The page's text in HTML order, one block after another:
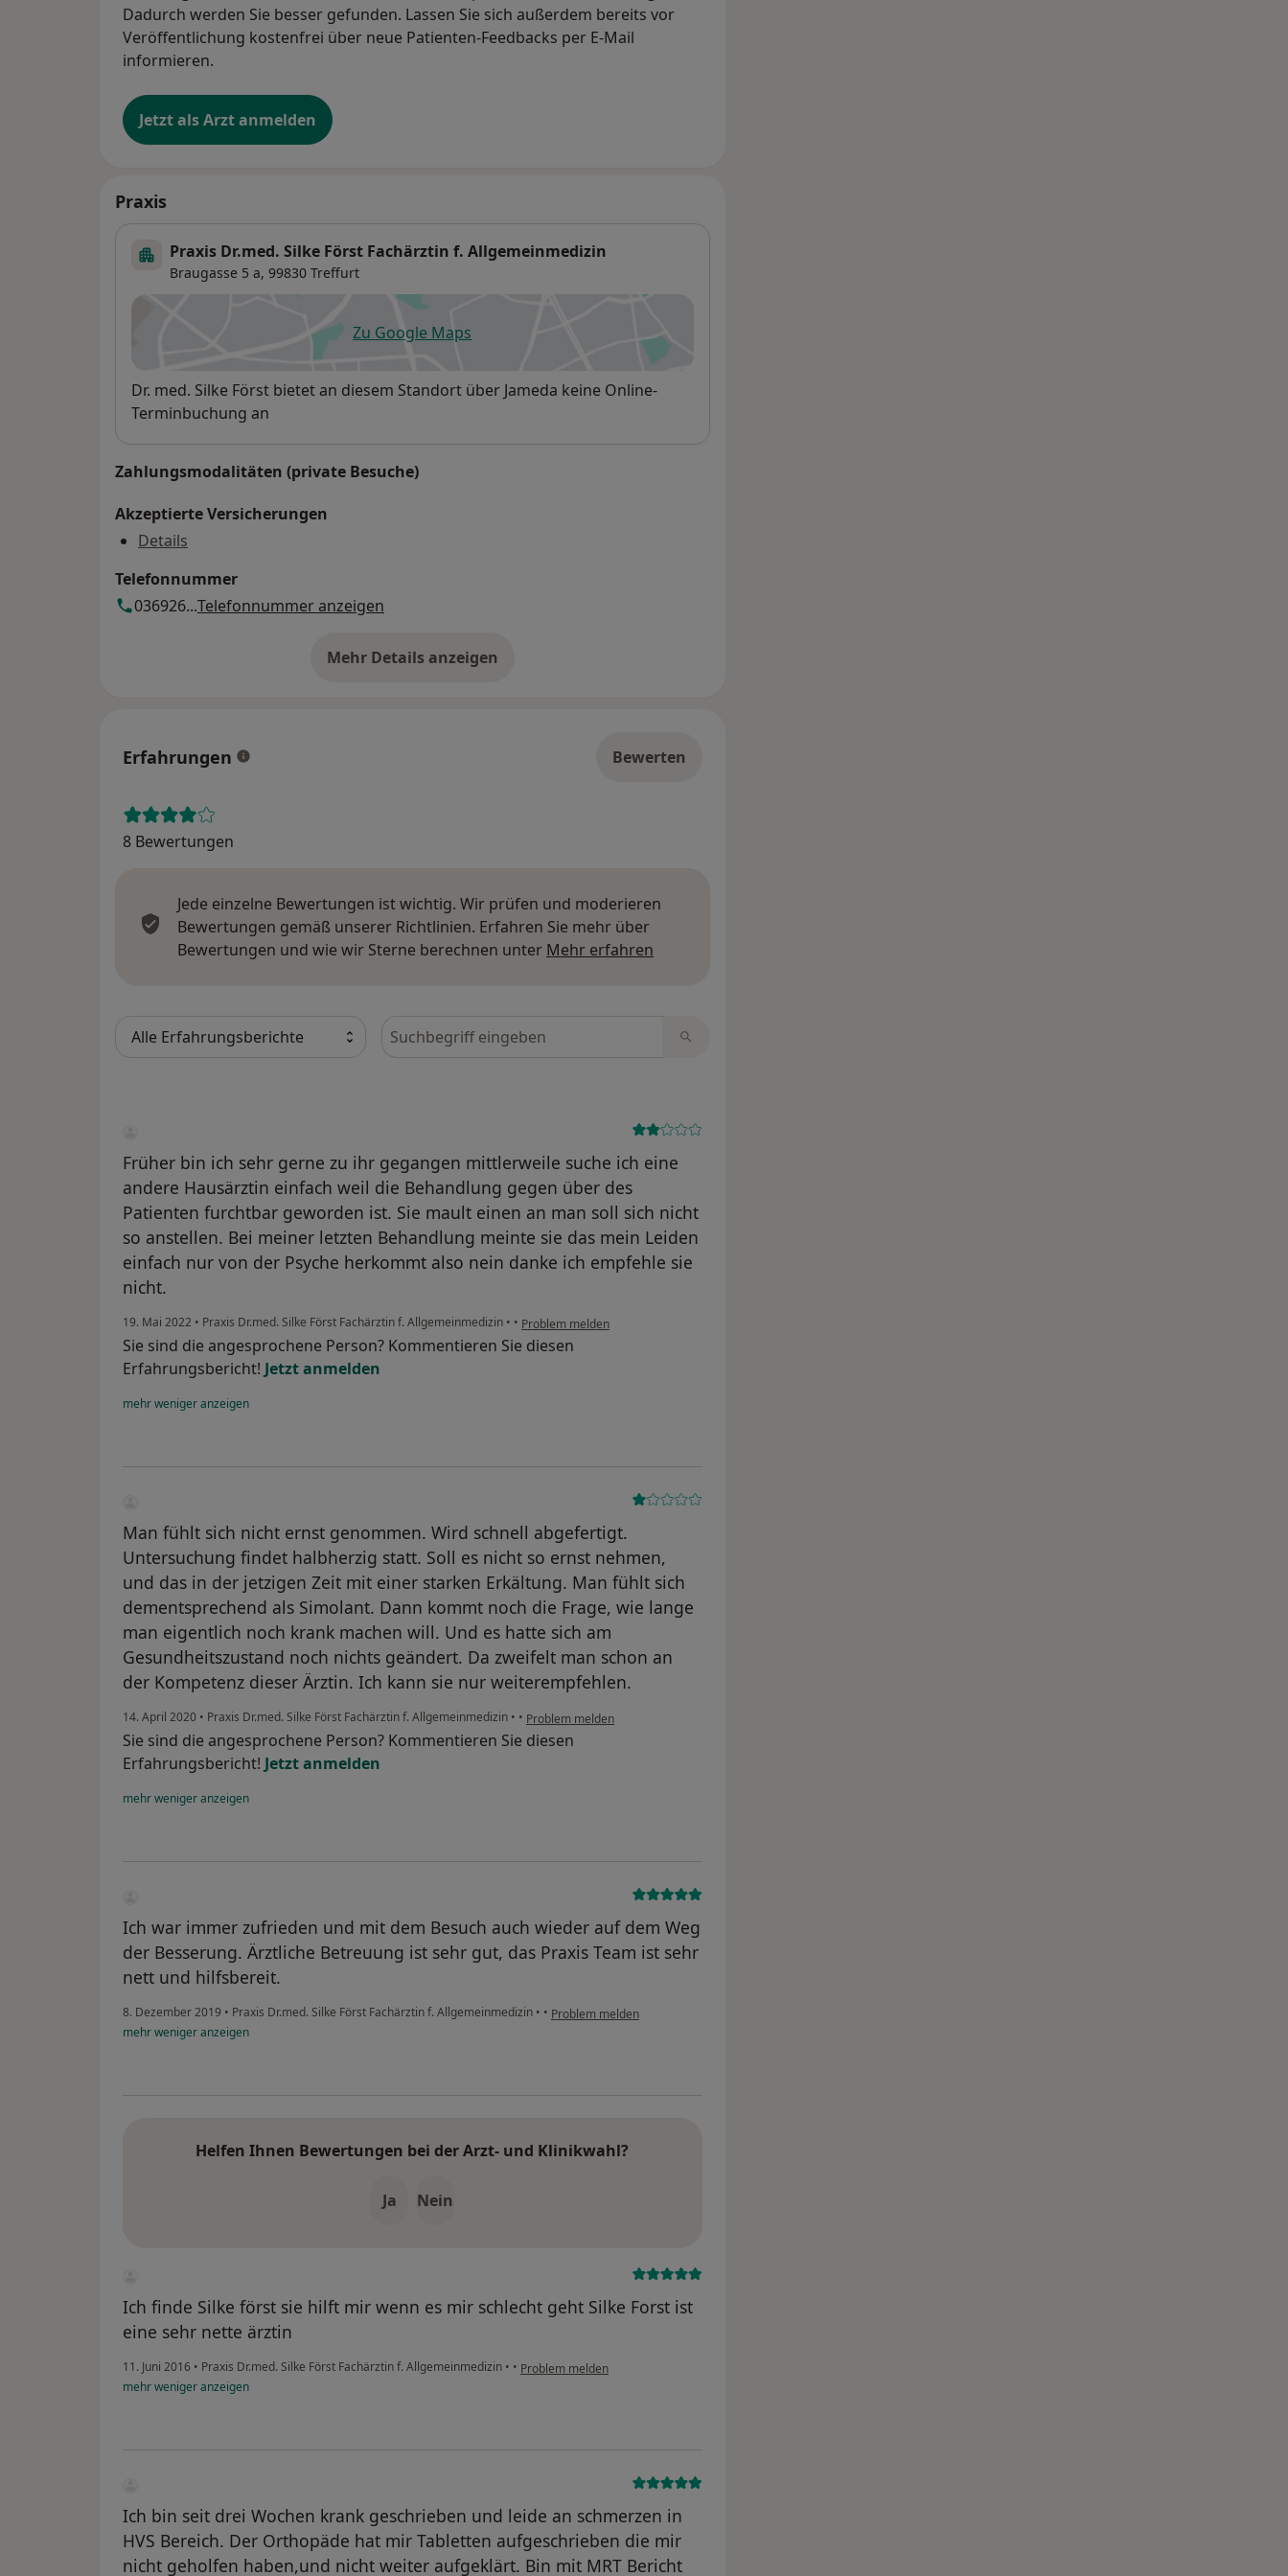
Dadurch werden Sie besser gefunden. Lassen Sie sich außerdem bereits vor
Veröffentlichung kostenfrei über neue Patienten-Feedbacks per E-Mail
informieren.
Jetzt als Arzt anmelden
Praxis
Praxis Dr.med. Silke Först Fachärztin f. Allgemeinmedizin
Braugasse 5 a, 99830 Treffurt
Zu Google Mapsöffnet in einer neuen Registerkarte
Verfügbarkeit
Dr. med. Silke Först bietet an diesem Standort über Jameda keine Online-
Terminbuchung an
Zahlungsmodalitäten (private Besuche)
Akzeptierte Versicherungen
Details
Telefonnummer
036926...Telefonnummer anzeigen
Mehr Details anzeigen
über die Adresse
Erfahrungen Bewerten
8 Bewertungen
Jede einzelne Bewertungen ist wichtig. Wir prüfen und moderieren
Bewertungen gemäß unserer Richtlinien. Erfahren Sie mehr über
Bewertungen und wie wir Sterne berechnen unter Mehr erfahren
Bewertungen durchsuchen
Früher bin ich sehr gerne zu ihr gegangen mittlerweile suche ich eine
andere Hausärztin einfach weil die Behandlung gegen über des
Patienten furchtbar geworden ist. Sie mault einen an man soll sich nicht
so anstellen. Bei meiner letzten Behandlung meinte sie das mein Leiden
einfach nur von der Psyche herkommt also nein danke ich empfehle sie
nicht.
19. Mai 2022 • Praxis Dr.med. Silke Först Fachärztin f. Allgemeinmedizin • • Problem melden
Sie sind die angesprochene Person? Kommentieren Sie diesen
Erfahrungsbericht! Jetzt anmelden
mehrwenigeranzeigen
Man fühlt sich nicht ernst genommen. Wird schnell abgefertigt.
Untersuchung findet halbherzig statt. Soll es nicht so ernst nehmen,
und das in der jetzigen Zeit mit einer starken Erkältung. Man fühlt sich
dementsprechend als Simolant. Dann kommt noch die Frage, wie lange
man eigentlich noch krank machen will. Und es hatte sich am
Gesundheitszustand noch nichts geändert. Da zweifelt man schon an
der Kompetenz dieser Ärztin. Ich kann sie nur weiterempfehlen.
14. April 2020 • Praxis Dr.med. Silke Först Fachärztin f. Allgemeinmedizin • • Problem melden
Sie sind die angesprochene Person? Kommentieren Sie diesen
Erfahrungsbericht! Jetzt anmelden
mehrwenigeranzeigen
Ich war immer zufrieden und mit dem Besuch auch wieder auf dem Weg
der Besserung. Ärztliche Betreuung ist sehr gut, das Praxis Team ist sehr
nett und hilfsbereit.
8. Dezember 2019 • Praxis Dr.med. Silke Först Fachärztin f. Allgemeinmedizin • • Problem melden
mehrwenigeranzeigen
Helfen Ihnen Bewertungen bei der Arzt- und Klinikwahl?
Ja Nein
Ich finde Silke först sie hilft mir wenn es mir schlecht geht Silke Forst ist
eine sehr nette ärztin
11. Juni 2016 • Praxis Dr.med. Silke Först Fachärztin f. Allgemeinmedizin • • Problem melden
mehrwenigeranzeigen
Ich bin seit drei Wochen krank geschrieben und leide an schmerzen in
HVS Bereich. Der Orthopäde hat mir Tabletten aufgeschrieben die mir
nicht geholfen haben,und nicht weiter aufgeklärt. Bin mit MRT Bericht